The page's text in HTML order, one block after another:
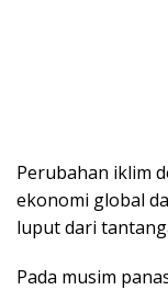
Perubahan iklim
ekonomi global
luput dari
Pada musim